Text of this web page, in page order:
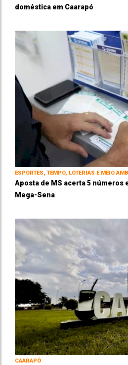
doméstica em Caarapó
ESPORTES, TEMPO, LOTERIAS E MEIO
Aposta de MS acerta 5 números
Mega-Sena
CAARAPÓ